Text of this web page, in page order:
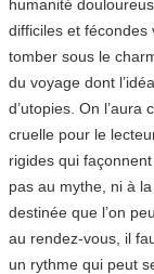
humanité
difficiles et fécondes
tomber sous le
du voyage dont
d’utopies. On
cruelle pour le
rigides qui
pas au mythe, ni à
destinée que l’on
au rendez-vous, il
un rythme qui peut